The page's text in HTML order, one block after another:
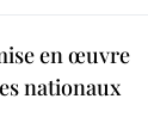
en œuvre
nationaux